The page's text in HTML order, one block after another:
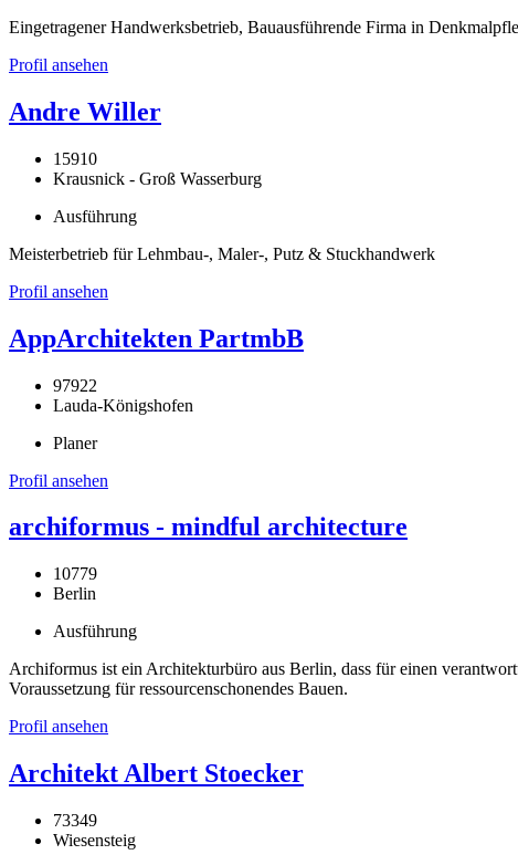
Eingetragener Handwerksbetrieb, Bauausführende Firma in
Profil ansehen
Andre Willer
15910
Krausnick - Groß Wasserburg
Ausführung
Meisterbetrieb für Lehmbau-, Maler-, Putz & Stuckhandwerk
Profil ansehen
AppArchitekten PartmbB
97922
Lauda-Königshofen
Planer
Profil ansehen
archiformus - mindful architecture
10779
Berlin
Ausführung
Archiformus ist ein Architekturbüro aus Berlin, dass für einen
Voraussetzung für ressourcenschonendes Bauen.
Profil ansehen
Architekt Albert Stoecker
73349
Wiesensteig